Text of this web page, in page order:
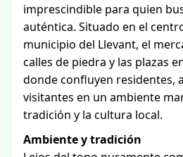
imprescindible para quien
auténtica. Situado en el
municipio del Llevant, el
calles de piedra y las plazas
donde confluyen residentes,
visitantes en un ambiente
tradición y la cultura local.
Ambiente y tradición